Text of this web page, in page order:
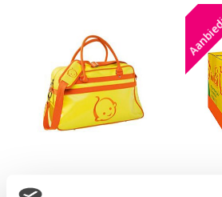
Zwitsal luiertas